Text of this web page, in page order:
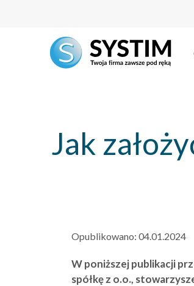
Jak
Opublikowano: 04.01.2024
W poniższej publikacji
spółkę z o.o.,